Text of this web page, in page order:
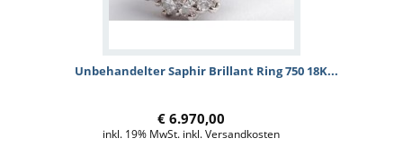
Unbehandelter Saphir Brillant Ring 750 18K...
€ 6.970,00
inkl. 19% MwSt. inkl. Versandkosten